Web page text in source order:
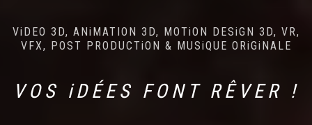
ViDEO 3D, ANiMATION 3D, MOTiON DESiGN 3D, VR,
VFX, POST PRODUCTiON & MUSiQUE ORiGiNALE
VOS iDÉES FONT RÊVER !